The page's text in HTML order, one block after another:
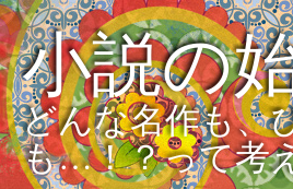
小説の
どんな名作も、
も…！？って考